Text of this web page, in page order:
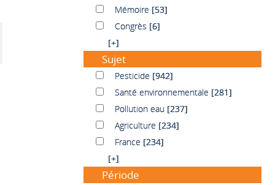
MémoireMémoire [53]
CongrèsCongrès [6]
[+]
Sujet
PesticidePesticide [942]
Santé environnementale
Santé environnementale [281]
Pollution eau
Pollution eau [237]
Agriculture
Agriculture [234]
FranceFrance [234]
[+]
Période